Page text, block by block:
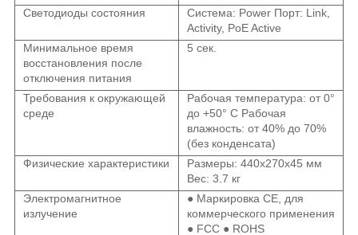
Светодиоды состояния
Система: Power Порт: Link,
Activity, PoE Active
Минимальное время
восстановления после
отключения питания
5 сек.
Требования к окружающей
среде
Рабочая температура: от 0°
до +50° C Рабочая
влажность: от 40% до 70%
(без конденсата)
Физические характеристики
Размеры: 440x270x45 мм
Вес: 3.7 кг
Электромагнитное
излучение
● Маркировка CE, для
коммерческого применения
● FCC ● ROHS